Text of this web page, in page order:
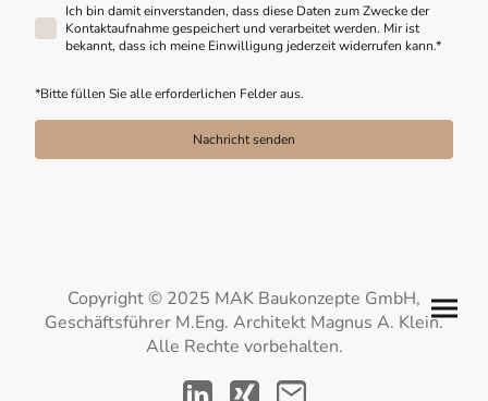
Ich bin damit einverstanden, dass diese Daten zum Zwecke der
Kontaktaufnahme gespeichert und verarbeitet werden. Mir ist
bekannt, dass ich meine Einwilligung jederzeit widerrufen kann.*
*Bitte füllen Sie alle erforderlichen Felder aus.
Nachricht senden
Copyright © 2025 MAK Baukonzepte GmbH,
Geschäftsführer M.Eng. Architekt Magnus A. Klein.
Alle Rechte vorbehalten.